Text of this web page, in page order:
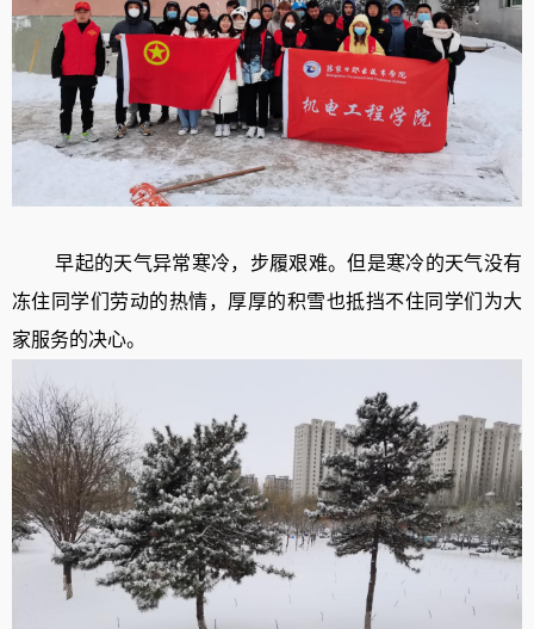
早起的天气异常寒冷，步履艰难。但是寒冷的天气没有
冻住同学们劳动的热情，厚厚的积雪也抵挡不住同学们为大
家服务的决心。